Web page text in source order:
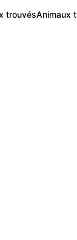
trouvésAnimaux